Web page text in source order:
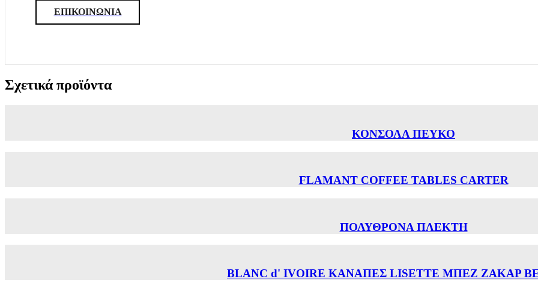
ΕΠΙΚΟΙΝΩΝΙΑ
Σχετικά προϊόντα
ΚΟΝΣΟΛΑ ΠΕΥΚΟ
FLAMANT COFFEE TABLES CARTER
ΠΟΛΥΘΡΟΝΑ ΠΛΕΚΤΗ
BLANC d' IVOIRE ΚΑΝΑΠΕΣ LISETTE ΜΠΕΖ ΖΑΚΑΡ